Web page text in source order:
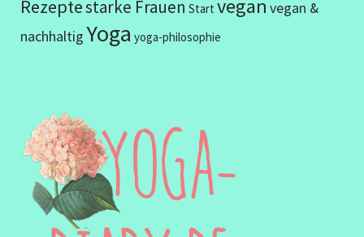
Rezeptestarke Frauen Start vegan vegan &
nachhaltigYoga yoga-philosophie